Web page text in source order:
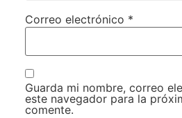
Correo electrónico *
Guarda mi nombre, correo
este navegador para la
comente.